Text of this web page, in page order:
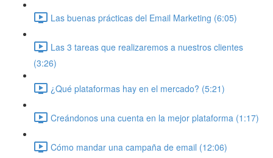
Las buenas prácticas del Email Marketing (6:05)
Las 3 tareas que realizaremos a nuestros clientes
(3:26)
¿Qué plataformas hay en el mercado? (5:21)
Creándonos una cuenta en la mejor plataforma (1:17)
Cómo mandar una campaña de email (12:06)